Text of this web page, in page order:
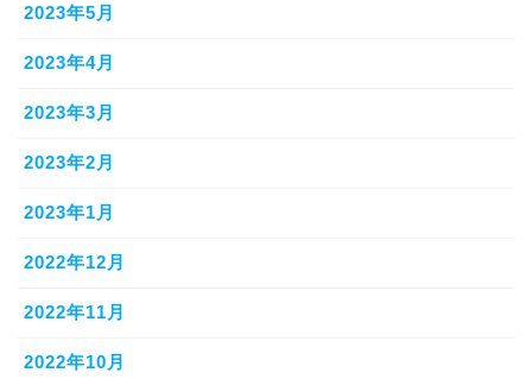
2023年5月
2023年4月
2023年3月
2023年2月
2023年1月
2022年12月
2022年11月
2022年10月